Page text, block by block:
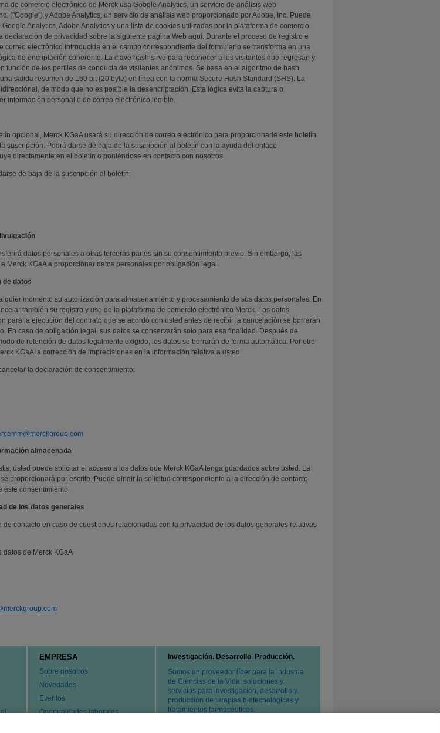
de comercio electrónico de Merck usa Google Analytics, un servicio de análisis web
("Google") y Adobe Analytics, un servicio de análisis web proporcionado por Adobe, Inc. Puede
Analytics, Adobe Analytics y una lista de cookies utilizadas por la plataforma de comercio
declaración de privacidad sobre la siguiente página Web aquí. Durante el proceso de registro e
correo electrónico introducida en el campo correspondiente del formulario se transforma en una
de encriptación coherente. La clave hash sirve para reconocer a los visitantes que regresan y
función de los perfiles de conducta de visitantes anónimos. Se basa en el algoritmo de hash
salida resumen de 160 bit (20 byte) en línea con la norma Secure Hash Standard (SHS). La
de modo que no es posible la desencriptación. Esta lógica evita la captura o
información personal o de correo electrónico legible.
opcional, Merck KGaA usará su dirección de correo electrónico para proporcionarle este boletín
suscripción. Podrá darse de baja de la suscripción al boletín con la ayuda del enlace
directamente en el boletín o poniéndose en contacto con nosotros.
de baja de la suscripción al boletín:
datos personales a otras terceras partes sin su consentimiento previo. Sin embargo, las
Merck KGaA a proporcionar datos personales por obligación legal.
de datos
momento su autorización para almacenamiento y procesamiento de sus datos personales. En
también su registro y uso de la plataforma de comercio electrónico Merck. Los datos
para la ejecución del contrato que se acordó con usted antes de recibir la cancelación se borrarán
En caso de obligación legal, sus datos se conservarán solo para esa finalidad. Después de
de retención de datos legalmente exigido, los datos se borrarán de forma automática. Por otro
KGaA la corrección de imprecisiones en la información relativa a usted.
la declaración de consentimiento:
almacenada
usted puede solicitar el acceso a los datos que Merck KGaA tenga guardados sobre usted. La
proporcionará por escrito. Puede dirigir la solicitud correspondiente a la dirección de contacto
este consentimiento.
de los datos generales
de contacto en caso de cuestiones relacionadas con la privacidad de los datos generales relativas
datos de Merck KGaA
EMPRESA
Sobre nosotros
Novedades
Eventos
Oportunidades laborales
Investigación. Desarrollo. Producción.
Somos un proveedor líder para la industria
de Ciencias de la Vida: soluciones y
servicios para investigación, desarrollo y
producción de terapias biotecnológicas y
tratamientos farmacéuticos.